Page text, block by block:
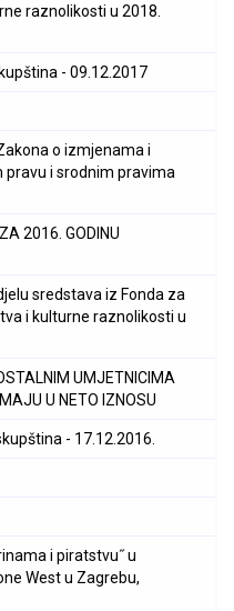
raznolikosti u 2018.
- 09.12.2017
o izmjenama i
i srodnim pravima
2016. GODINU
sredstava iz Fonda za
i kulturne raznolikosti u
UMJETNICIMA
U NETO IZNOSU
- 17.12.2016.
i piratstvu˝ u
West u Zagrebu,